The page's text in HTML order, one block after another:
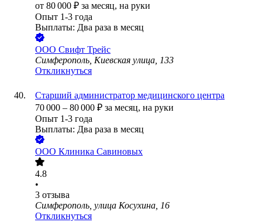
от 80 000 ₽ за месяц, на руки
Опыт 1-3 года
Выплаты: Два раза в месяц
ООО Свифт Трейс
Симферополь, Киевская улица, 133
Откликнуться
Старший администратор медицинского центра
70 000 – 80 000 ₽ за месяц, на руки
Опыт 1-3 года
Выплаты: Два раза в месяц
ООО Клиника Савиновых
4.8
•
3 отзыва
Симферополь, улица Косухина, 16
Откликнуться